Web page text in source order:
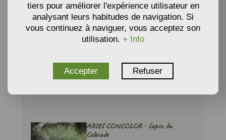
ABIES CEPHALONICA - Sapin de
Grèce
ABIES CONCOLOR - Sapin du
Colorado
tiers pour améliorer l'expérience utilisateur en
analysant leurs habitudes de navigation. Si
vous continuez à naviguer, vous acceptez son
utilisation. + Info
Accepter Refuser